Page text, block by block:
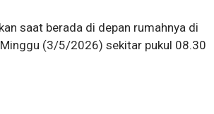
saat berada di depan rumahnya di
Minggu (3/5/2026) sekitar pukul 08.30